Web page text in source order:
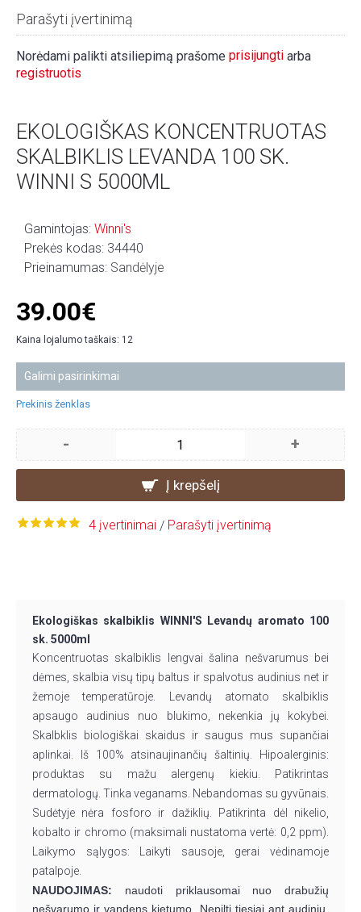
Parašyti įvertinimą
Norėdami palikti atsiliepimą prašome prisijungti arba
registruotis
EKOLOGIŠKAS KONCENTRUOTAS
SKALBIKLIS LEVANDA 100 SK.
WINNI S 5000ML
Gamintojas: Winni's
Prekės kodas: 34440
Prieinamumas: Sandėlyje
39.00€
Kaina lojalumo taškais: 12
Galimi pasirinkimai
Prekinis ženklas
- +
Į krepšelį
4 įvertinimai / Parašyti įvertinimą
Ekologiškas skalbiklis WINNI'S Levandų aromato 100
sk. 5000ml
Koncentruotas skalbiklis lengvai šalina nešvarumus bei
dėmes, skalbia visų tipų baltus ir spalvotus audinius net ir
žemoje temperatūroje. Levandų atomato skalbiklis
apsaugo audinius nuo blukimo, nekenkia jų kokybei.
Skalbklis biologiškai skaidus ir saugus mus supančiai
aplinkai. Iš 100% atsinaujinančių šaltinių. Hipoalerginis:
produktas su mažu alergenų kiekiu. Patikrintas
dermatologų. Tinka veganams. Nebandomas su gyvūnais.
Sudėtyje nėra fosforo ir dažiklių. Patikrinta dėl nikelio,
kobalto ir chromo (maksimali nustatoma vertė: 0,2 ppm).
Laikymo sąlygos: Laikyti sausoje, gerai vėdinamoje
patalpoje.
NAUDOJIMAS: naudoti priklausomai nuo drabužių
nešvarumo ir vandens kietumo. Nepilti tiesiai ant audinių.